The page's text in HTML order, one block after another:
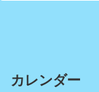
カレンダー